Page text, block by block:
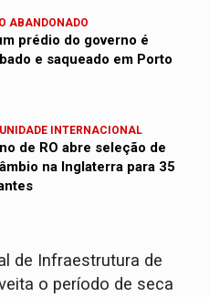
ABANDONADO
prédio do governo é
e saqueado em Porto
INTERNACIONAL
de RO abre seleção de
na Inglaterra para 35
de Infraestrutura de
o período de seca